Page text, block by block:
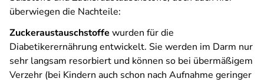
überwiegen die Nachteile:
Zuckeraustauschstoffe wurden für die
Diabetikerernährung entwickelt. Sie werden im Darm nur
sehr langsam resorbiert und können so bei übermäßigem
Verzehr (bei Kindern auch schon nach Aufnahme geringer